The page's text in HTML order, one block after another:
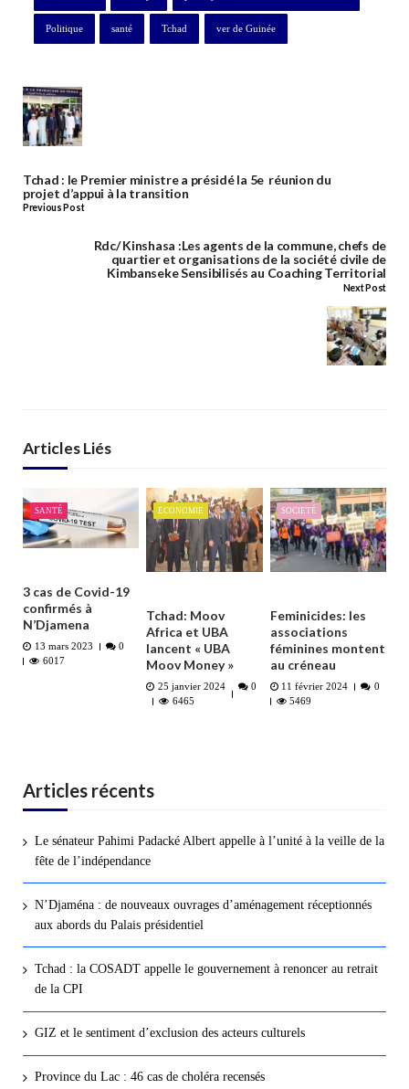
Politique santé Tchad ver de Guinée
Tchad : le Premier ministre a présidé la 5e réunion du
projet d’appui à la transition
Previous Post
Rdc/ Kinshasa :Les agents de la commune, chefs de
quartier et organisations de la société civile de
Kimbanseke Sensibilisés au Coaching Territorial
Next Post
Articles Liés
SANTÉ
3 cas de Covid-19
confirmés à
N’Djamena
13 mars 2023
0
6017
ECONOMIE
Tchad: Moov
Africa et UBA
lancent « UBA
Moov Money »
25 janvier 2024
0
6465
SOCIETÉ
Feminicides: les
associations
féminines montent
au créneau
11 février 2024
0
5469
Articles récents
Le sénateur Pahimi Padacké Albert appelle à l’unité à la veille de la
fête de l’indépendance
N’Djaména : de nouveaux ouvrages d’aménagement réceptionnés
aux abords du Palais présidentiel
Tchad : la COSADT appelle le gouvernement à renoncer au retrait
de la CPI
GIZ et le sentiment d’exclusion des acteurs culturels
Province du Lac : 46 cas de choléra recensés